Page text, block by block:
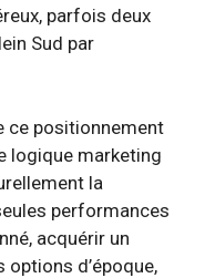
parfois deux
Sud par
ce positionnement
logique marketing
la
performances
acquérir un
options d’époque,